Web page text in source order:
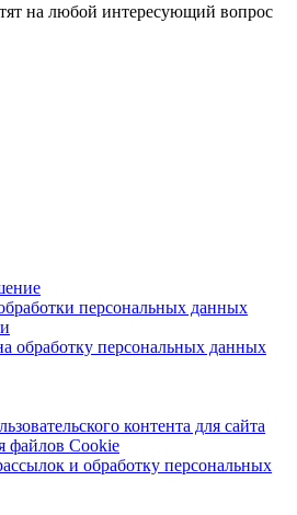
на любой интересующий вопрос
персональных данных
обработку персональных данных
контента для сайта
файлов Cookie
и обработку персональных